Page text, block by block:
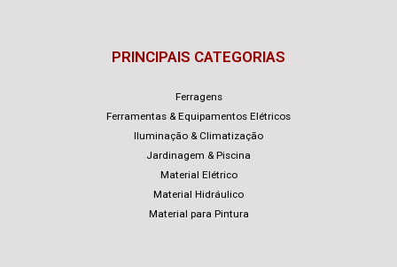
PRINCIPAIS CATEGORIAS
Ferragens
Ferramentas & Equipamentos Elétricos
Iluminação & Climatização
Jardinagem & Piscina
Material Elétrico
Material Hidráulico
Material para Pintura